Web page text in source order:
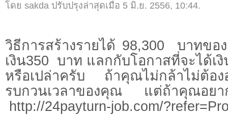
โดย sakda ปรับปรุงล่าสุดเมื่อ 5 มิ.ย. 2556, 10:44.
วิธีการสร้างรายได้ 98,300 บาทข
เงิน350 บาท แลกกับโอกาสที่จะได้เ
หรือเปล่าครับ ถ้าคุณไม่กล้าไม่ต้อง
รบกวนเวลาของคุณ แต่ถ้าคุณอยา
http://24payturn-job.com/